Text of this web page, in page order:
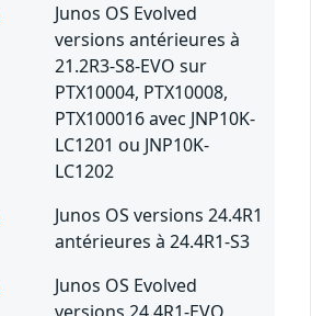
Junos OS Evolved
versions antérieures à
21.2R3-S8-EVO sur
PTX10004, PTX10008,
PTX100016 avec JNP10K-
LC1201 ou JNP10K-
LC1202
Junos OS versions 24.4R1
antérieures à 24.4R1-S3
Junos OS Evolved